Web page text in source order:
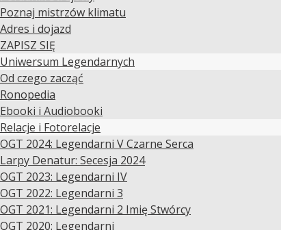
Poznaj mistrzów klimatu
Adres i dojazd
ZAPISZ SIĘ
Uniwersum Legendarnych
Od czego zacząć
Ronopedia
Ebooki i Audiobooki
Relacje i Fotorelacje
OGT 2024: Legendarni V Czarne Serca
Larpy Denatur: Secesja 2024
OGT 2023: Legendarni IV
OGT 2022: Legendarni 3
OGT 2021: Legendarni 2 Imię Stwórcy
OGT 2020: Legendarni